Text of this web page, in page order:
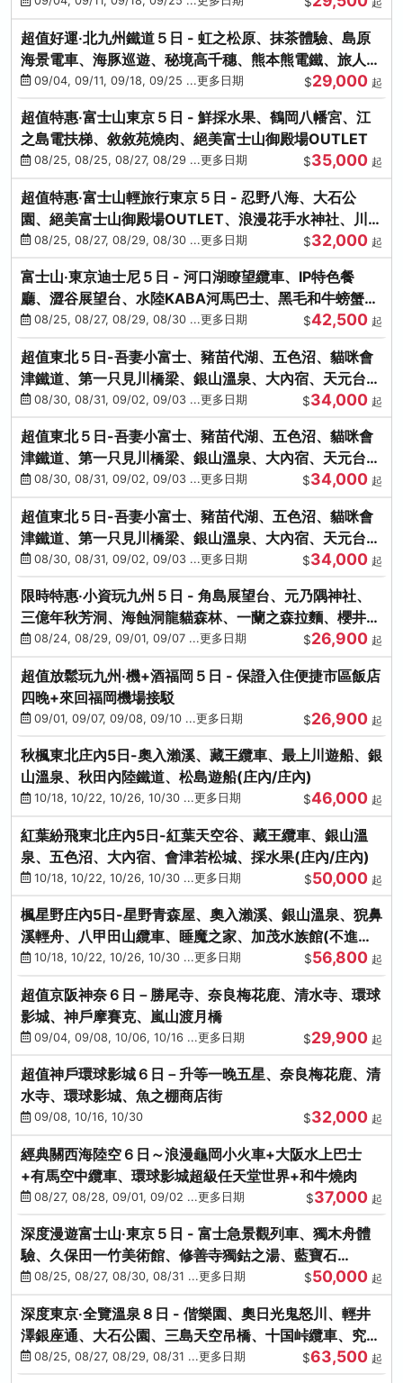
超值好運‧北九州鐵道５日 - 虹之松原、抹茶體驗、島原
海景電車、海豚巡遊、秘境高千穗、熊本熊電鐵、旅人觀
光列車-台中出發
09/04, 09/11, 09/18, 09/25 ...更多日期 $29,000 起
超值特惠‧富士山東京５日 - 鮮採水果、鶴岡八幡宮、江
之島電扶梯、敘敘苑燒肉、絕美富士山御殿場OUTLET
08/25, 08/25, 08/27, 08/29 ...更多日期 $35,000 起
超值特惠‧富士山輕旅行東京５日 - 忍野八海、大石公
園、絕美富士山御殿場OUTLET、浪漫花手水神社、川越
小江戶
08/25, 08/27, 08/29, 08/30 ...更多日期 $32,000 起
富士山‧東京迪士尼５日 - 河口湖瞭望纜車、IP特色餐
廳、澀谷展望台、水陸KABA河馬巴士、黑毛和牛螃蟹美
饌、季節採果
08/25, 08/27, 08/29, 08/30 ...更多日期 $42,500 起
超值東北５日-吾妻小富士、豬苗代湖、五色沼、貓咪會
津鐵道、第一只見川橋梁、銀山溫泉、大內宿、天元台高
原纜車
08/30, 08/31, 09/02, 09/03 ...更多日期 $34,000 起
超值東北５日-吾妻小富士、豬苗代湖、五色沼、貓咪會
津鐵道、第一只見川橋梁、銀山溫泉、大內宿、天元台高
原纜車
08/30, 08/31, 09/02, 09/03 ...更多日期 $34,000 起
超值東北５日-吾妻小富士、豬苗代湖、五色沼、貓咪會
津鐵道、第一只見川橋梁、銀山溫泉、大內宿、天元台高
原纜車
08/30, 08/31, 09/02, 09/03 ...更多日期 $34,000 起
限時特惠‧小資玩九州５日 - 角島展望台、元乃隅神社、
三億年秋芳洞、海蝕洞龍貓森林、一蘭之森拉麵、櫻井二
見浦08/24, 08/29, 09/01, 09/07 ...更多日期 $26,900 起
超值放鬆玩九州‧機+酒福岡５日 - 保證入住便捷市區飯店
四晚+來回福岡機場接駁
09/01, 09/07, 09/08, 09/10 ...更多日期 $26,900 起
秋楓東北庄內5日-奧入瀨溪、藏王纜車、最上川遊船、銀
山溫泉、秋田內陸鐵道、松島遊船(庄內/庄內)
10/18, 10/22, 10/26, 10/30 ...更多日期 $46,000 起
紅葉紛飛東北庄內5日-紅葉天空谷、藏王纜車、銀山溫
泉、五色沼、大內宿、會津若松城、採水果(庄內/庄內)
10/18, 10/22, 10/26, 10/30 ...更多日期 $50,000 起
楓星野庄內5日-星野青森屋、奧入瀨溪、銀山溫泉、猊鼻
溪輕舟、八甲田山纜車、睡魔之家、加茂水族館(不進店)
(庄內/庄內)
10/18, 10/22, 10/26, 10/30 ...更多日期 $56,800 起
超值京阪神奈６日－勝尾寺、奈良梅花鹿、清水寺、環球
影城、神戶摩賽克、嵐山渡月橋
09/04, 09/08, 10/06, 10/16 ...更多日期 $29,900 起
超值神戶環球影城６日－升等一晚五星、奈良梅花鹿、清
水寺、環球影城、魚之棚商店街
09/08, 10/16, 10/30 $32,000 起
經典關西海陸空６日～浪漫龜岡小火車+大阪水上巴士
+有馬空中纜車、環球影城超級任天堂世界+和牛燒肉
08/27, 08/28, 09/01, 09/02 ...更多日期 $37,000 起
深度漫遊富士山‧東京５日 - 富士急景觀列車、獨木舟體
驗、久保田一竹美術館、修善寺獨鈷之湯、藍寶石
SAPHIR踴子號
08/25, 08/27, 08/30, 08/31 ...更多日期 $50,000 起
深度東京‧全覽溫泉８日 - 偕樂園、奧日光鬼怒川、輕井
澤銀座通、大石公園、三島天空吊橋、十国峠纜車、究極
海鮮食べ放題
08/25, 08/27, 08/29, 08/31 ...更多日期 $63,500 起